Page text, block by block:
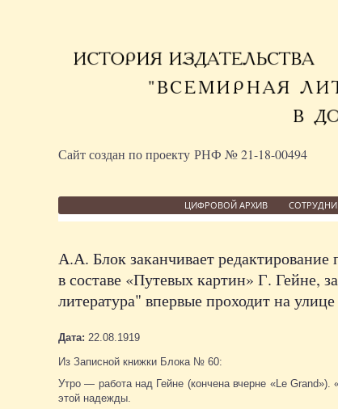
Сайт создан по проекту РНФ № 21-18-00494
ЦИФРОВОЙ АРХИВ
А.А. Блок заканчивает редактирование
в составе «Путевых картин» Г. Гейне,
литература" впервые проходит на
Дата: 22.08.1919
Из Записной книжки Блока № 60:
Утро — работа над Гейне (кончена вчерне «Le
этой надежды.